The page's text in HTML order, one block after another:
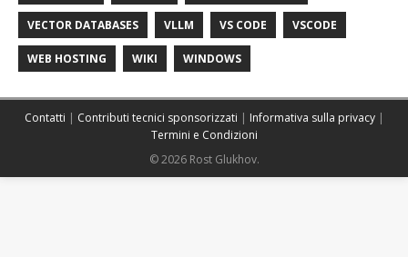
VECTOR DATABASES VLLM VS CODE VSCODE
WEB HOSTING WIKI WINDOWS
Contatti | Contributi tecnici sponsorizzati | Informativa sulla privacy|
Termini e Condizioni
© 2026 Rost Glukhov.